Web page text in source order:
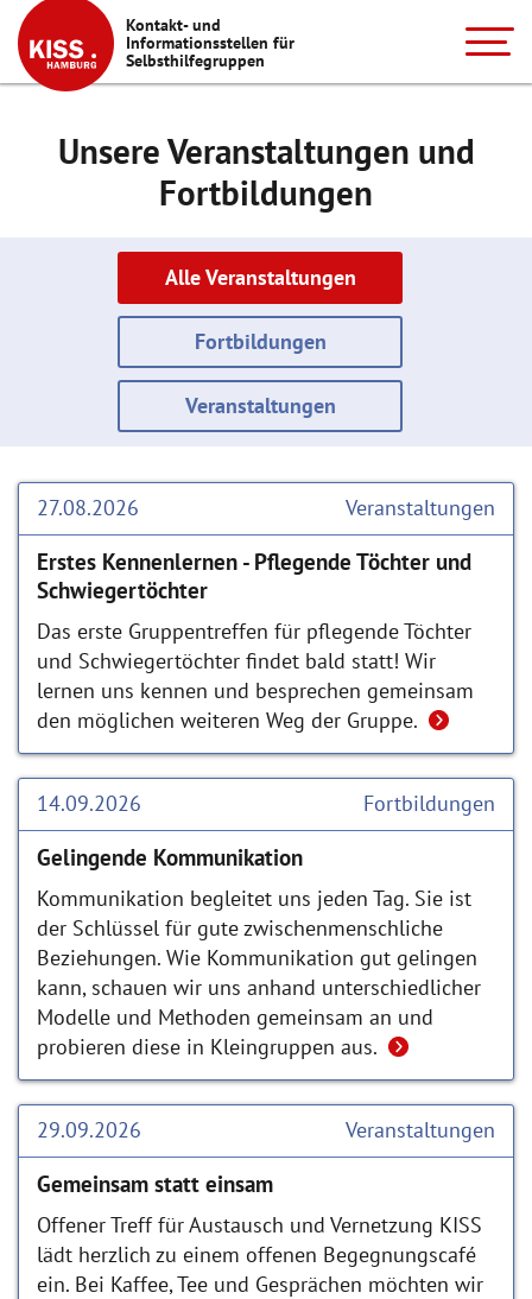
Kontakt- und
Informationsstellen für
Selbsthilfegruppen
Unsere Veranstaltungen und
Fortbildungen
Alle Veranstaltungen
Fortbildungen
Veranstaltungen
27.08.2026 Veranstaltungen
Erstes Kennenlernen - Pflegende Töchter und
Schwiegertöchter
Das erste Gruppentreffen für pflegende Töchter
und Schwiegertöchter findet bald statt! Wir
lernen uns kennen und besprechen gemeinsam
den möglichen weiteren Weg der Gruppe.
14.09.2026 Fortbildungen
Gelingende Kommunikation
Kommunikation begleitet uns jeden Tag. Sie ist
der Schlüssel für gute zwischenmenschliche
Beziehungen. Wie Kommunikation gut gelingen
kann, schauen wir uns anhand unterschiedlicher
Modelle und Methoden gemeinsam an und
probieren diese in Kleingruppen aus.
29.09.2026 Veranstaltungen
Gemeinsam statt einsam
Offener Treff für Austausch und Vernetzung KISS
lädt herzlich zu einem offenen Begegnungscafé
ein. Bei Kaffee, Tee und Gesprächen möchten wir